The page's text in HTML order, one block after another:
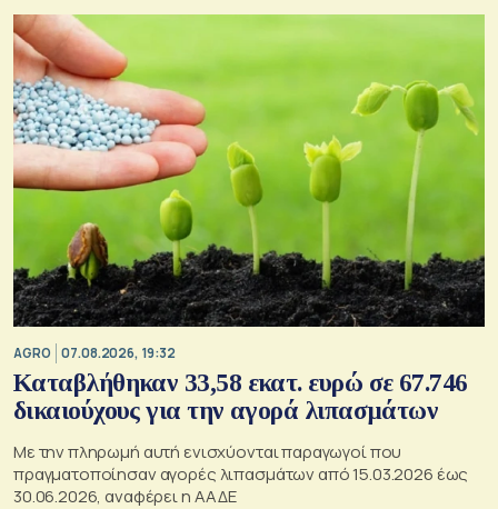
AGRO 07.08.2026, 19:32
Καταβλήθηκαν 33,58 εκατ. ευρώ σε 67.746
δικαιούχους για την αγορά λιπασμάτων
Με την πληρωμή αυτή ενισχύονται παραγωγοί που
πραγματοποίησαν αγορές λιπασμάτων από 15.03.2026 έως
30.06.2026, αναφέρει η ΑΑΔΕ